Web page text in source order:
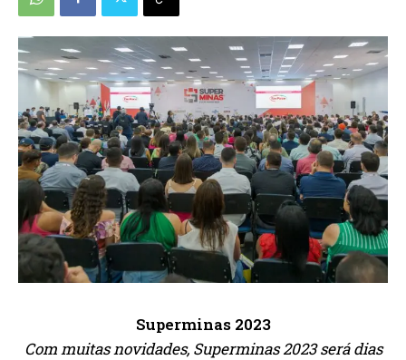
Superminas 2023
Com muitas novidades, Superminas 2023 será dias